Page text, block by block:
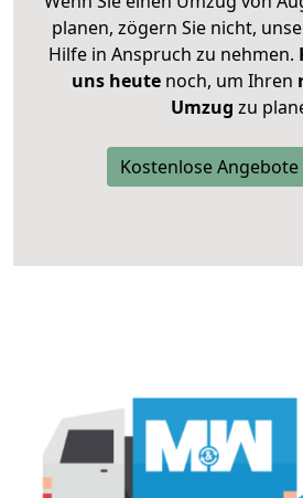
planen, zögern Sie nicht,
Hilfe in Anspruch zu nehmen.
uns heutenoch, um Ihren
Umzug zu
Kostenlose